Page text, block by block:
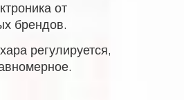
от
брендов.
регулируется,